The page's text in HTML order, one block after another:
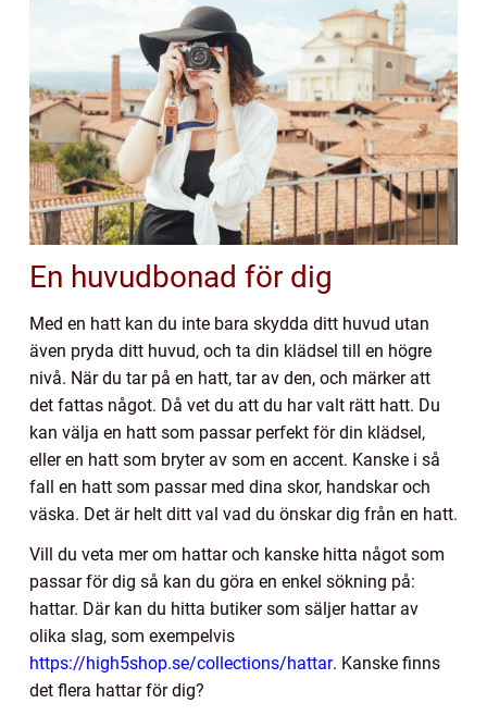
En huvudbonad för dig
Med en hatt kan du inte bara skydda ditt huvud utan
även pryda ditt huvud, och ta din klädsel till en högre
nivå. När du tar på en hatt, tar av den, och märker att
det fattas något. Då vet du att du har valt rätt hatt. Du
kan välja en hatt som passar perfekt för din klädsel,
eller en hatt som bryter av som en accent. Kanske i så
fall en hatt som passar med dina skor, handskar och
väska. Det är helt ditt val vad du önskar dig från en hatt.
Vill du veta mer om hattar och kanske hitta något som
passar för dig så kan du göra en enkel sökning på:
hattar. Där kan du hitta butiker som säljer hattar av
olika slag, som exempelvis
https://high5shop.se/collections/hattar. Kanske finns
det flera hattar för dig?